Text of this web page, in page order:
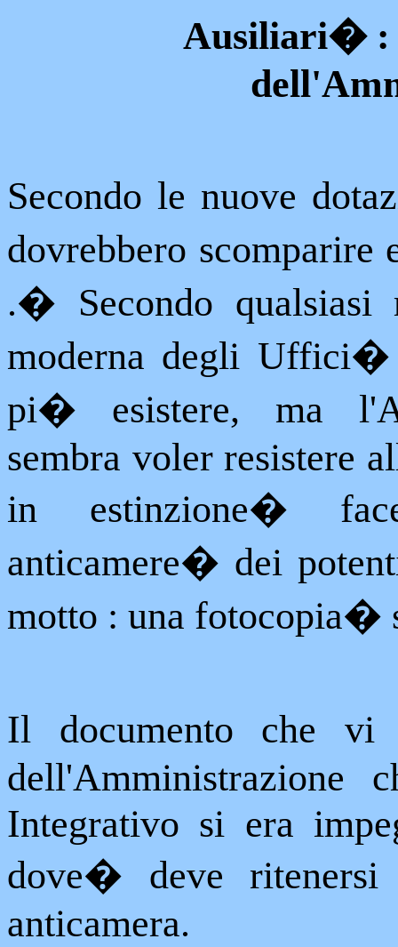
Ausiliari�
Secondo le nuove
dovrebbero scomparire
.� Secondo qualsiasi
moderna degli Uffici
pi� esistere, ma
sembra voler resistere
in estinzione�
anticamere� dei
motto : una fotocopia�
Il documento che vi
dell'Amministrazione
Integrativo si era
dove� deve
anticamera.